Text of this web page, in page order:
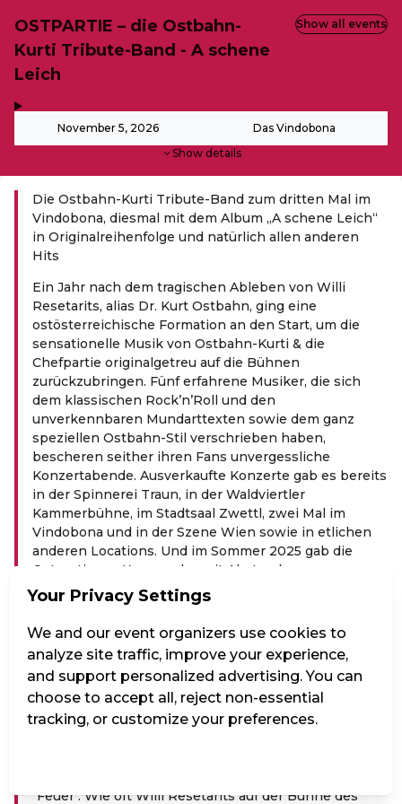
OSTPARTIE – die Ostbahn-
Kurti Tribute-Band - A schene
Leich
November 5, 2026 Das Vindobona
Show details
Show all events
Die Ostbahn-Kurti Tribute-Band zum dritten Mal im
Vindobona, diesmal mit dem Album „A schene Leich“
in Originalreihenfolge und natürlich allen anderen
Hits
Ein Jahr nach dem tragischen Ableben von Willi
Resetarits, alias Dr. Kurt Ostbahn, ging eine
ostösterreichische Formation an den Start, um die
sensationelle Musik von Ostbahn-Kurti & die
Chefpartie originalgetreu auf die Bühnen
zurückzubringen. Fünf erfahrene Musiker, die sich
dem klassischen Rock’n’Roll und den
unverkennbaren Mundarttexten sowie dem ganz
speziellen Ostbahn-Stil verschrieben haben,
bescheren seither ihren Fans unvergessliche
Konzertabende. Ausverkaufte Konzerte gab es bereits
in der Spinnerei Traun, in der Waldviertler
Kammerbühne, im Stadtsaal Zwettl, zwei Mal im
Vindobona und in der Szene Wien sowie in etlichen
anderen Locations. Und im Sommer 2025 gab die
Ostpartie vor Kurzem das mit Abstand
außergewöhnlichste Konzert in ihrer bisherigen
Karriere... Denn da war sie vor rund 5000
Besucherinnen und Besuchern Ende August auf der
Bühne bei "Nachklang" am Wiener Zentralfriedhof zu
erleben, direkt neben den Ehrengräbern, wo auch
Willi Resetarits seine letzte Ruhestätte gefunden hat.
Die Ostpartie bestritt das große rund einstündige
Finale des Abends und musste mehrere Zugaben
"Feuer". Wie oft Willi Resetarits auf der Bühne des
Your Privacy Settings
We and our event organizers use cookies to
analyze site traffic, improve your experience,
and support personalized advertising. You can
choose to accept all, reject non-essential
tracking, or customize your preferences.